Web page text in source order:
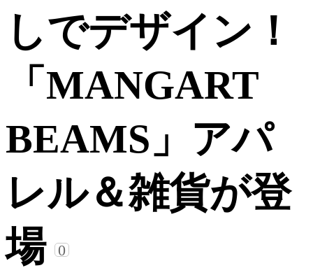
しでデザイン！
「MANGART
BEAMS」アパ
レル＆雑貨が登
場
0